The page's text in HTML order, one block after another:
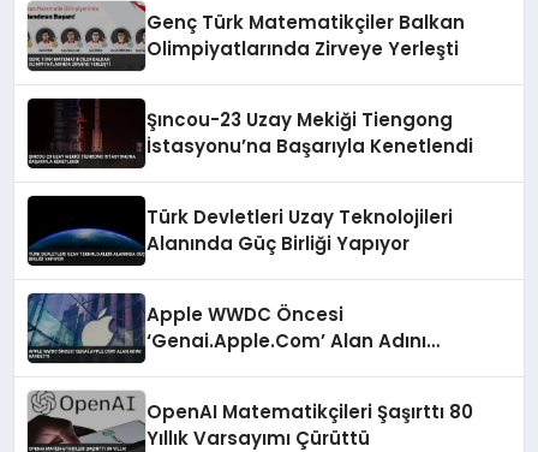
Genç Türk Matematikçiler Balkan
Olimpiyatlarında Zirveye Yerleşti
Şıncou-23 Uzay Mekiği Tiengong
İstasyonu’na Başarıyla Kenetlendi
Türk Devletleri Uzay Teknolojileri
Alanında Güç Birliği Yapıyor
Apple WWDC Öncesi
‘Genai.Apple.Com’ Alan Adını
OpenAI Matematikçileri Şaşırttı 80
Yıllık Varsayımı Çürüttü